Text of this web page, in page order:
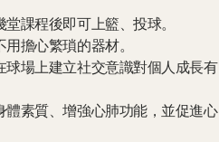
課程後即可上籃、投球。
擔心繁瑣的器材。
場上建立社交意識對個人成長有
素質、增強心肺功能，並促進心